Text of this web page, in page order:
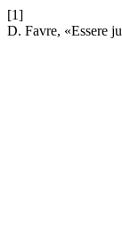
[1]
D. Favre, «Essere